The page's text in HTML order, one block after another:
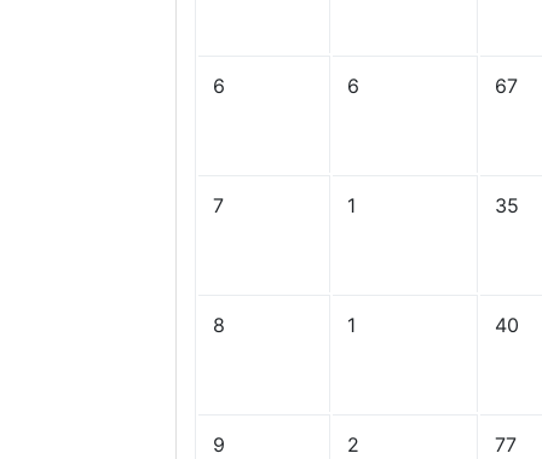
6 6 67
7 1 35
8 1 40
9 2 77